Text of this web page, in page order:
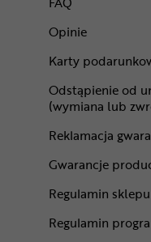
Opinie
Karty
Odstąpienie od
(wymiana lub
Reklamacja
Gwarancje
Regulamin sklepu
Regulamin